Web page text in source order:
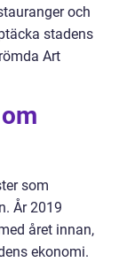
och
stadens
Art
som
År 2019
året innan,
ekonomi.